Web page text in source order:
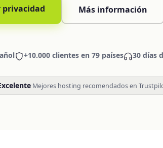
Más información
+10.000 clientes en 79 países 30 días
Mejores hosting recomendados en